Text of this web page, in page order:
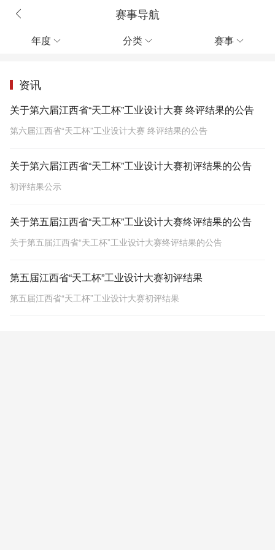
赛事导航
年度  分类  赛事 
资讯
关于第六届江西省“天工杯”工业设计大赛 终评结果的公告
第六届江西省“天工杯”工业设计大赛 终评结果的公告
关于第六届江西省“天工杯”工业设计大赛初评结果的公告
初评结果公示
关于第五届江西省“天工杯”工业设计大赛终评结果的公告
关于第五届江西省“天工杯”工业设计大赛终评结果的公告
第五届江西省“天工杯”工业设计大赛初评结果
第五届江西省“天工杯”工业设计大赛初评结果